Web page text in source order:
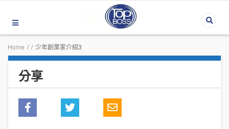
Home / / 少年創業家介紹3
分享